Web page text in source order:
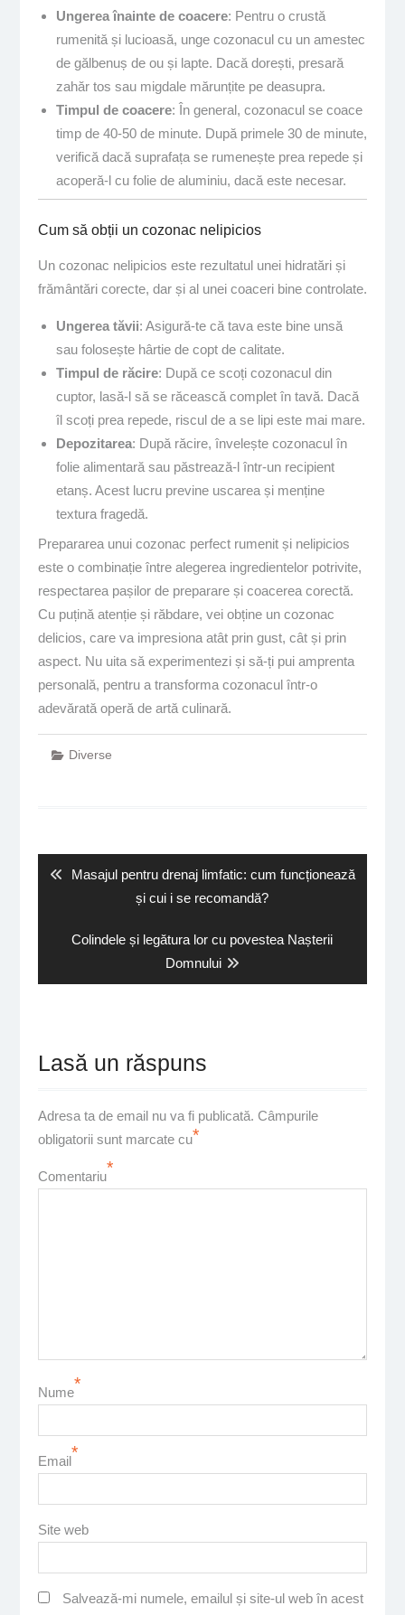
Ungerea înainte de coacere: Pentru o crustă
rumenită și lucioasă, unge cozonacul cu un amestec
de gălbenuș de ou și lapte. Dacă dorești, presară
zahăr tos sau migdale mărunțite pe deasupra.
Timpul de coacere: În general, cozonacul se coace
timp de 40-50 de minute. După primele 30 de minute,
verifică dacă suprafața se rumenește prea repede și
acoperă-l cu folie de aluminiu, dacă este necesar.
Cum să obții un cozonac nelipicios
Un cozonac nelipicios este rezultatul unei hidratări și
frământări corecte, dar și al unei coaceri bine controlate.
Ungerea tăvii: Asigură-te că tava este bine unsă
sau folosește hârtie de copt de calitate.
Timpul de răcire: După ce scoți cozonacul din
cuptor, lasă-l să se răcească complet în tavă. Dacă
îl scoți prea repede, riscul de a se lipi este mai mare.
Depozitarea: După răcire, învelește cozonacul în
folie alimentară sau păstrează-l într-un recipient
etanș. Acest lucru previne uscarea și menține
textura fragedă.
Prepararea unui cozonac perfect rumenit și nelipicios
este o combinație între alegerea ingredientelor potrivite,
respectarea pașilor de preparare și coacerea corectă.
Cu puțină atenție și răbdare, vei obține un cozonac
delicios, care va impresiona atât prin gust, cât și prin
aspect. Nu uita să experimentezi și să-ți pui amprenta
personală, pentru a transforma cozonacul într-o
adevărată operă de artă culinară.
Diverse
articolePrevious
Masajul pentru drenaj limfatic: cum funcționează
și cui i se recomandă?
Next
Colindele și legătura lor cu povestea Nașterii
Domnului
Lasă un răspuns
Adresa ta de email nu va fi publicată. Câmpurile
obligatorii sunt marcate cu*
Comentariu*
Nume*
Email*
Site web
Salvează-mi numele, emailul și site-ul web în acest